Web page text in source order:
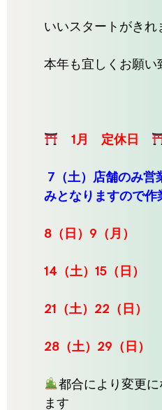
いいスタートがきれ
本年も宜しくお願い
1 月 定休日
7（土）店舗のみ
みとなりますので作
8 （日）9（月）
14 （土）15（日）
21 （土）22（日）
28 （土）29（日）
都合により変更
ます